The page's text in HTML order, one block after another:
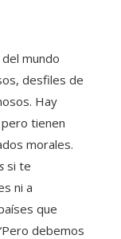
mundo
desfiles de
Hay
tienen
morales.
si te
ni a
que
debemos